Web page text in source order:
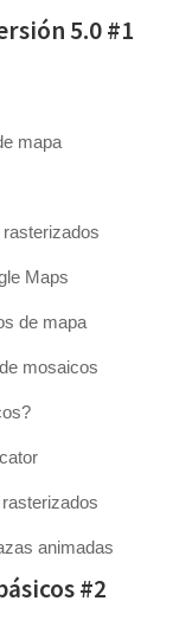
5.0 #1
mapa
Maps
de mapa
mosaicos
animadas
#2